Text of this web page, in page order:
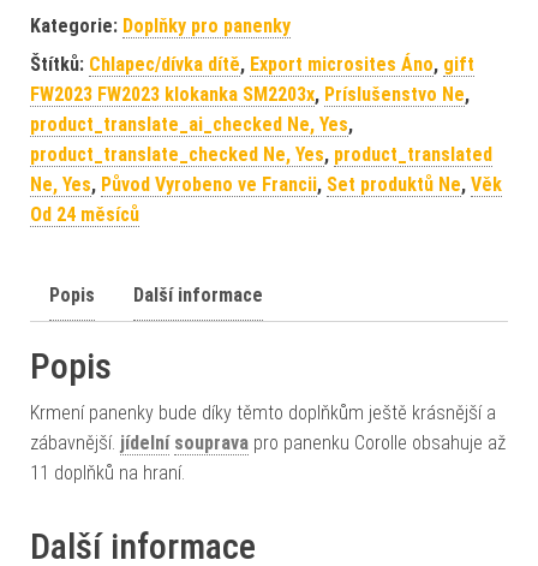
Kategorie: Doplňky pro panenky
Štítků: Chlapec/dívka dítě, Export microsites Áno, gift
FW2023 FW2023 klokanka SM2203x, Príslušenstvo Ne,
product_translate_ai_checked Ne, Yes,
product_translate_checked Ne, Yes, product_translated
Ne, Yes, Původ Vyrobeno ve Francii, Set produktů Ne, Věk
Od 24 měsíců
Popis Další informace
Popis
Krmení panenky bude díky těmto doplňkům ještě krásnější a
zábavnější. jídelní souprava pro panenku Corolle obsahuje až
11 doplňků na hraní.
Další informace